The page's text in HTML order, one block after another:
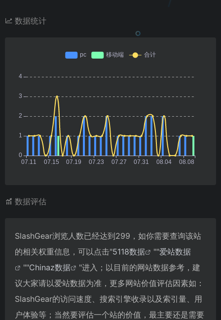
数据统计
数据评估
SlashGear浏览人数已经达到299，如你需要查询该站
的相关权重信息，可以点击"5118数据 ""爱站数据
""Chinaz数据
"进入；以目前的网站数据参考，建
议大家请以爱站数据为准，更多网站价值评估因素如：
SlashGear的访问速度、搜索引擎收录以及索引量、用
户体验等；当然要评估一个站的价值，最主要还是需要